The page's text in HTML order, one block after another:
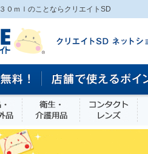
ｍｌのことならクリエイトSD
医薬品・医薬部外品衛生・介護用品 コ